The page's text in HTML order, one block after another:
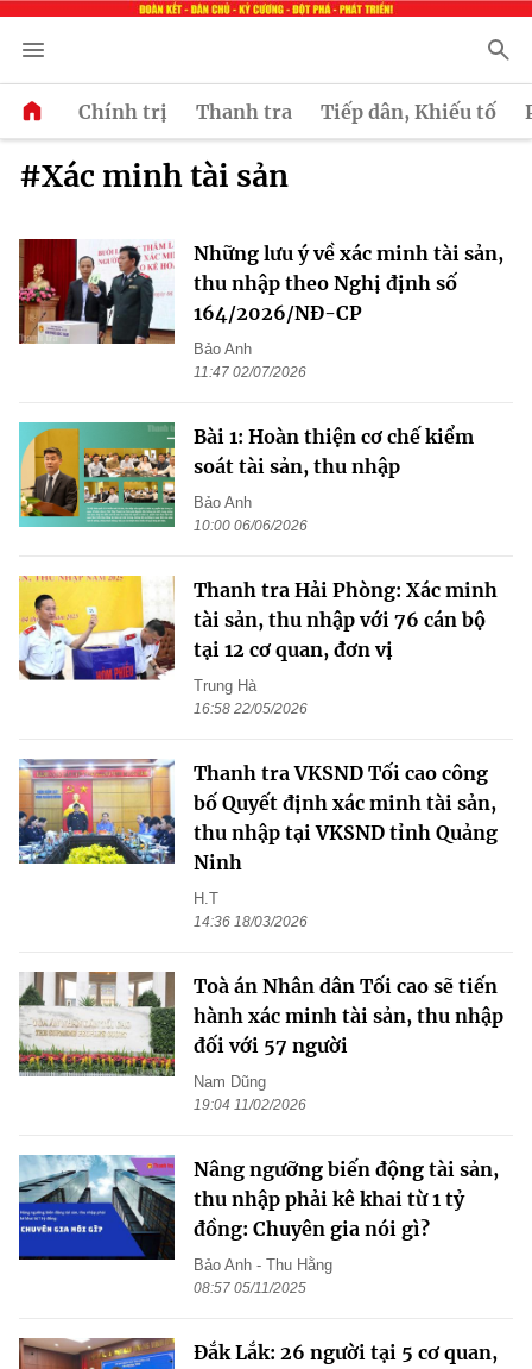
Chính trị Thanh tra Tiếp dân, Khiếu tố
#Xác minh tài sản
Những lưu ý về xác minh tài sản,
thu nhập theo Nghị định số
164/2026/NĐ-CP
Bảo Anh
11:47 02/07/2026
Bài 1: Hoàn thiện cơ chế kiểm
soát tài sản, thu nhập
Bảo Anh
10:00 06/06/2026
Thanh tra Hải Phòng: Xác minh
tài sản, thu nhập với 76 cán bộ
tại 12 cơ quan, đơn vị
Trung Hà
16:58 22/05/2026
Thanh tra VKSND Tối cao công
bố Quyết định xác minh tài sản,
thu nhập tại VKSND tỉnh Quảng
Ninh
H.T
14:36 18/03/2026
Toà án Nhân dân Tối cao sẽ tiến
hành xác minh tài sản, thu nhập
đối với 57 người
Nam Dũng
19:04 11/02/2026
Nâng ngưỡng biến động tài sản,
thu nhập phải kê khai từ 1 tỷ
đồng: Chuyên gia nói gì?
Bảo Anh - Thu Hằng
08:57 05/11/2025
Đắk Lắk: 26 người tại 5 cơ quan,